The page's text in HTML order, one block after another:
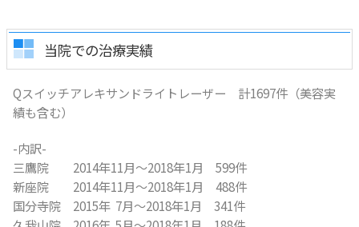
当院での治療実績
Qスイッチアレキサンドライトレーザー 計1697件（美容実
績も含む）
-内訳-
三鷹院 2014年11月～2018年1月 599件
新座院 2014年11月～2018年1月 488件
国分寺院 2015年 7月～2018年1月 341件